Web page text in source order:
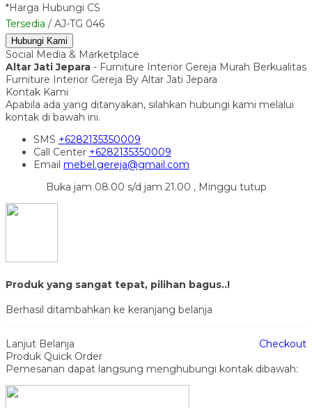
*Harga Hubungi CS
Tersedia / AJ-TG 046
Hubungi Kami
Social Media & Marketplace
Altar Jati Jepara - Furniture Interior Gereja Murah Berkualitas
Furniture Interior Gereja By Altar Jati Jepara
Kontak Kami
Apabila ada yang ditanyakan, silahkan hubungi kami melalui
kontak di bawah ini.
SMS +6282135350009
Call Center +6282135350009
Email mebel.gereja@gmail.com
Buka jam 08.00 s/d jam 21.00 , Minggu tutup
Produk yang sangat tepat, pilihan bagus..!
Berhasil ditambahkan ke keranjang belanja
Lanjut Belanja
Checkout
Produk Quick Order
Pemesanan dapat langsung menghubungi kontak dibawah: